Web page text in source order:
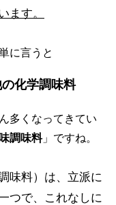
ます。
に言うと
化学調味料
多くなってきてい
調味料」ですね。
味料）は、立派に
つで、これなしに